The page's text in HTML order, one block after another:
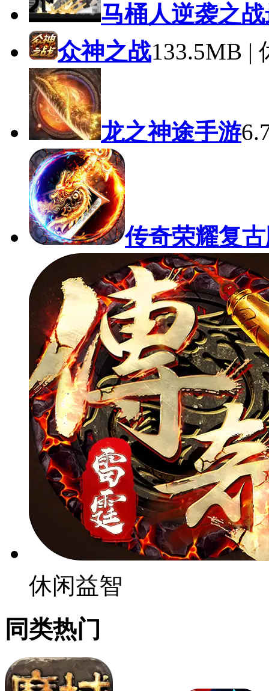
马桶人逆袭之
众神之战133.5MB |
龙之神途手游
传奇荣耀复
休闲益智
同类热门